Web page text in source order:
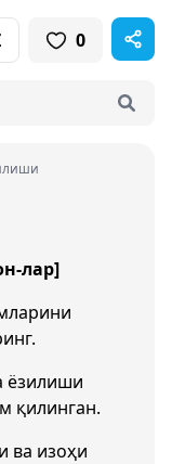
0
лар]
ёзилиши
қилинган.
ва изоҳи